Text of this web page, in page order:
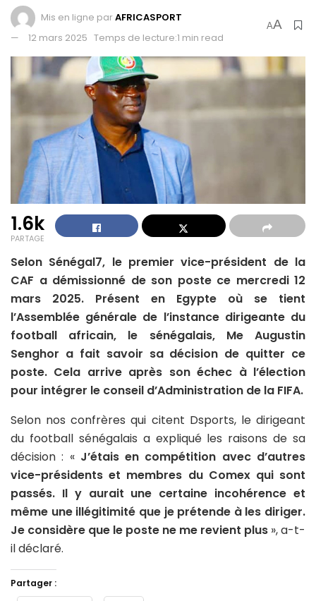
Mis en ligne parAFRICASPORT
12 mars 2025 Temps de lecture:1 min read
AA
1.6k
PARTAGE
Selon Sénégal7, le premier vice-président de la
CAF a démissionné de son poste ce mercredi 12
mars 2025. Présent en Egypte où se tient
l’Assemblée générale de l’instance dirigeante du
football africain, le sénégalais, Me Augustin
Senghor a fait savoir sa décision de quitter ce
poste. Cela arrive après son échec à l’élection
pour intégrer le conseil d’Administration de la FIFA.
Selon nos confrères qui citent Dsports, le dirigeant
du football sénégalais a expliqué les raisons de sa
décision : « J’étais en compétition avec d’autres
vice-présidents et membres du Comex qui sont
passés. Il y aurait une certaine incohérence et
même une illégitimité que je prétende à les diriger.
Je considère que le poste ne me revient plus », a-t-
il déclaré.
Partager :